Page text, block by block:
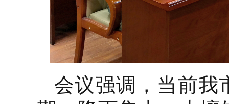
会议强调，当前我